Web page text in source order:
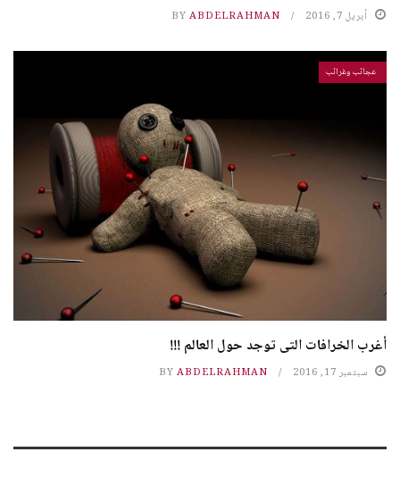
أبريل 7, 2016 BY ABDELRAHMAN
عجائب وغرائب
أغرب الخرافات التى توجد حول العالم !!!
سبتمبر 17, 2016 BY ABDELRAHMAN